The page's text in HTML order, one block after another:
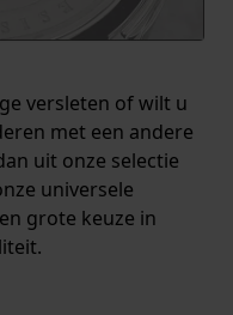
versleten of wilt u
met een andere
uit onze selectie
universele
grote keuze in